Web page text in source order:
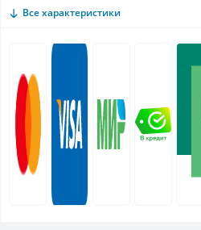
Все характеристики